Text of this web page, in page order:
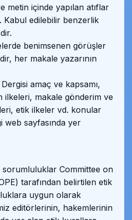
metin içinde yapılan atıflar
Kabul edilebilir benzerlik
benimsenen görüşler
her makale yazarının
amaç ve kapsamı,
ilkeleri, makale gönderim ve
etik ilkeler vd. konular
web sayfasında yer
sorumluluklar Committee on
tarafından belirtilen etik
uygun olarak
editörlerinin, hakemlerinin